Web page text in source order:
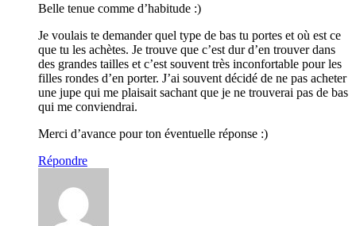
Belle tenue comme d’habitude :)
Je voulais te demander quel type de bas tu portes et où est ce
que tu les achètes. Je trouve que c’est dur d’en trouver dans
des grandes tailles et c’est souvent très inconfortable pour les
filles rondes d’en porter. J’ai souvent décidé de ne pas acheter
une jupe qui me plaisait sachant que je ne trouverai pas de bas
qui me conviendrai.
Merci d’avance pour ton éventuelle réponse :)
Répondre